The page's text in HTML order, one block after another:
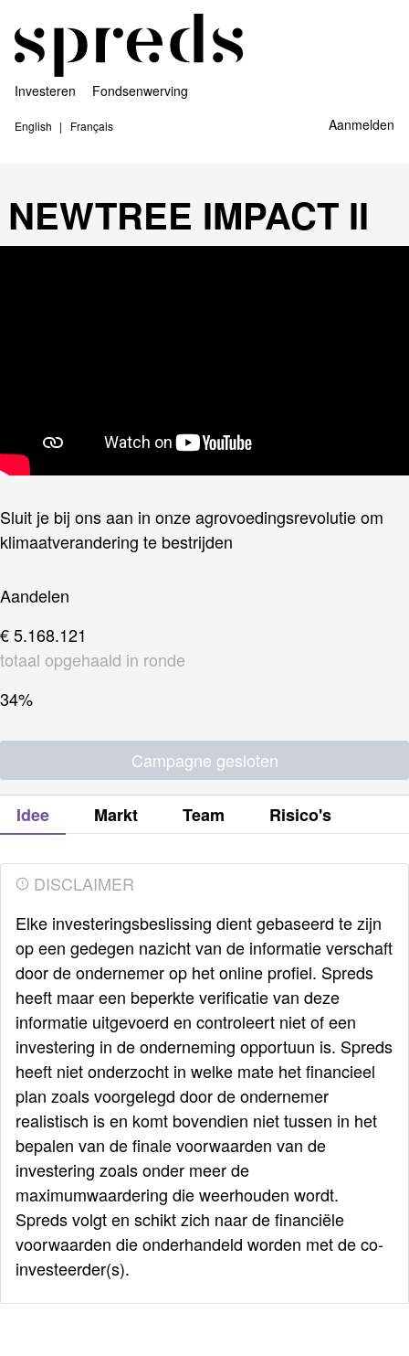
Investeren Fondsenwerving
English Français Aanmelden
NEWTREE IMPACT II
Sluit je bij ons aan in onze agrovoedingsrevolutie om
klimaatverandering te bestrijden
Aandelen
€ 5.168.121
totaal opgehaald in ronde
34%
Campagne gesloten
Idee Markt Team Risico's
DISCLAIMER
Elke investeringsbeslissing dient gebaseerd te zijn
op een gedegen nazicht van de informatie verschaft
door de ondernemer op het online profiel. Spreds
heeft maar een beperkte verificatie van deze
informatie uitgevoerd en controleert niet of een
investering in de onderneming opportuun is. Spreds
heeft niet onderzocht in welke mate het financieel
plan zoals voorgelegd door de ondernemer
realistisch is en komt bovendien niet tussen in het
bepalen van de finale voorwaarden van de
investering zoals onder meer de
maximumwaardering die weerhouden wordt.
Spreds volgt en schikt zich naar de financiële
voorwaarden die onderhandeld worden met de co-
investeerder(s).